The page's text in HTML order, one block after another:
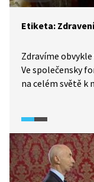
Etiketa: Zdravení
Zdravíme
Ve společensky
na celém světě k
naopak podání
podíváme i na
ruky, políbení na